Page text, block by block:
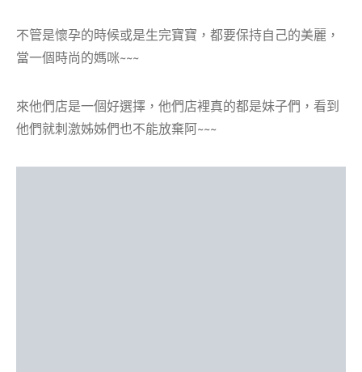
不管是懷孕的時候或是生完寶寶，都要保持自己的美麗，
當一個時尚的媽咪~~~
來他們店是一個好選擇，他們店裡真的都是妹子們，看到
他們就刺激姊姊們也不能放棄阿~~~